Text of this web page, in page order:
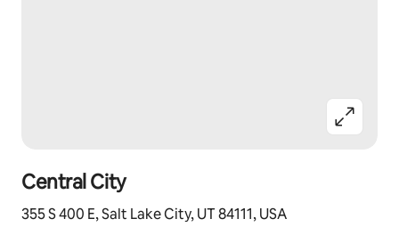
Central City
355 S 400 E, Salt Lake City, UT 84111, USA